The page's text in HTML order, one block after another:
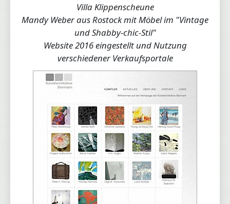
Villa Klippenscheune
Mandy Weber aus Rostock mit Möbel im "Vintage
und Shabby-chic-Stil"
Website 2016 eingestellt und Nutzung
verschiedener Verkaufsportale